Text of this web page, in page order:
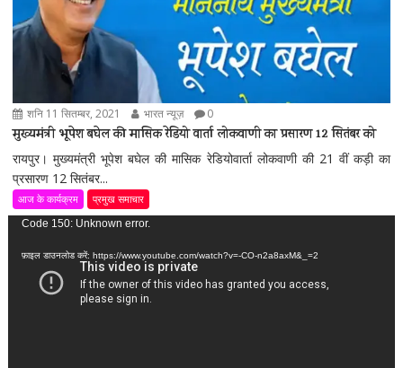
शनि 11 सितम्बर, 2021 भारत न्यूज़ 0
मुख्यमंत्री भूपेश बघेल की मासिक रेडियो वार्ता लोकवाणी का प्रसारण 12 सितंबर को
रायपुर। मुख्यमंत्री भूपेश बघेल की मासिक रेडियोवार्ता लोकवाणी की 21 वीं कड़ी का
प्रसारण 12 सितंबर...
आज के कार्यक्रम प्रमुख समाचार
वीडियो
Code 150: Unknown error.
फ़ाइल डाउनलोड करें: https://www.youtube.com/watch?v=-CO-n2a8axM&_=2